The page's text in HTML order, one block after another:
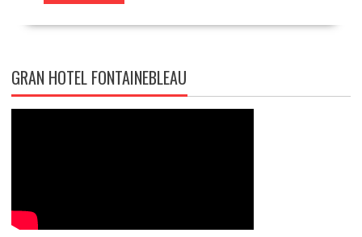
GRAN HOTEL FONTAINEBLEAU